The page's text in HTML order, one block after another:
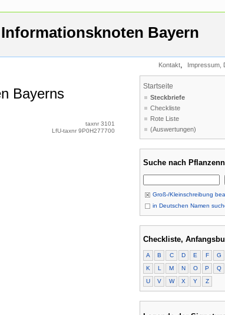
Bayern
Kontakt, Impressum,
Bayerns
taxnr 3101
LfU-taxnr 9P0H277700
Startseite
Steckbriefe
Checkliste
Rote Liste
(Auswertungen)
Suche nach
Groß-/Kleinschreibung
in Deutschen Namen
Checkliste,
A B C D E F G
K
L M N O P Q
U
V W X Y Z